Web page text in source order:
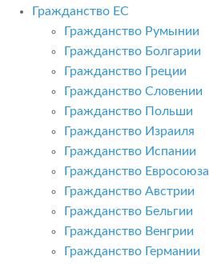
Гражданство ЕС
Гражданство Румынии
Гражданство Болгарии
Гражданство Греции
Гражданство Словении
Гражданство Польши
Гражданство Израиля
Гражданство Испании
Гражданство Евросоюза
Гражданство Австрии
Гражданство Бельгии
Гражданство Венгрии
Гражданство Германии